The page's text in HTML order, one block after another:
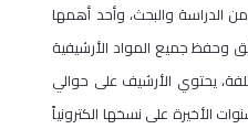
الدراسة والبحث، وأحد أهمها
"لدولة إسرائيل"، تأسس عام 1949، مهمّته تجميع وتوثيق وحفظ جميع المواد الأرشيفية
يحتوي الأرشيف على حوالي
الأخيرة على نسخها الكترونياً